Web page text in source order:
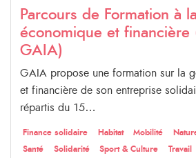
Parcours de Formation à
économique et financière
GAIA)
GAIA propose une formation sur la
et financière de son entreprise
répartis du 15…
Finance solidaire Habitat Mobilité
Santé
Solidarité Sport & Culture Travail